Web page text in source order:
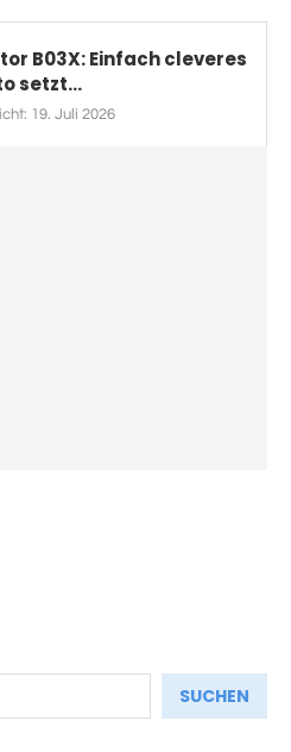
B03X: Einfach cleveres
setzt...
19. Juli 2026
SUCHEN